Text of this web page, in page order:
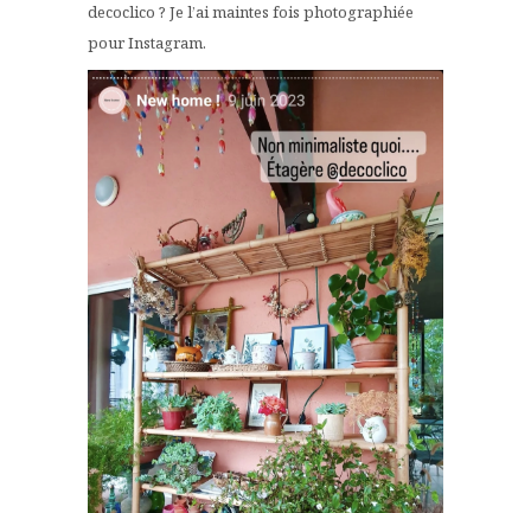
decoclico ? Je l’ai maintes fois photographiée
pour Instagram.